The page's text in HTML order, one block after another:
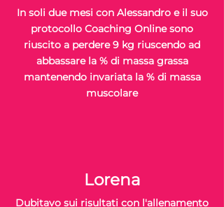
In soli due mesi con Alessandro e il suo
protocollo Coaching Online sono
riuscito a perdere 9 kg riuscendo ad
abbassare la % di massa grassa
mantenendo invariata la % di massa
muscolare
Lorena
Dubitavo sui risultati con l'allenamento